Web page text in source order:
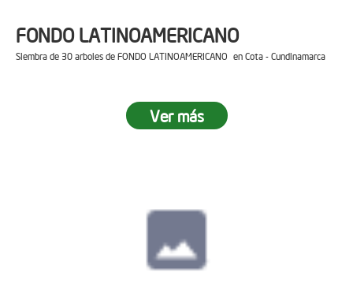
FONDO LATINOAMERICANO
Siembra de 30 arboles de FONDO LATINOAMERICANO en Cota - Cundinamarca
Ver más